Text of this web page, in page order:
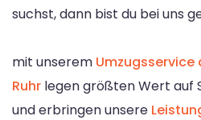
suchst, dann bist du bei uns
mit unserem Umzugsservice
Ruhr legen größten Wert auf
und erbringen unsere